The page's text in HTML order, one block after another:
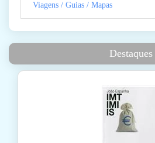
Viagens / Guias / Mapas
Destaques